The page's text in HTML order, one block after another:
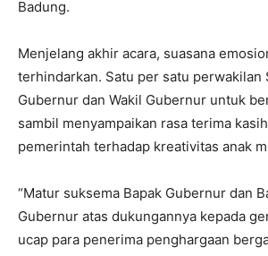
Badung.
Menjelang akhir acara, suasana
terhindarkan. Satu per satu perwakilan
Gubernur dan Wakil Gubernur untuk
sambil menyampaikan rasa terima
pemerintah terhadap kreativitas anak
“Matur suksema Bapak Gubernur dan
Gubernur atas dukungannya kepada
ucap para penerima penghargaan